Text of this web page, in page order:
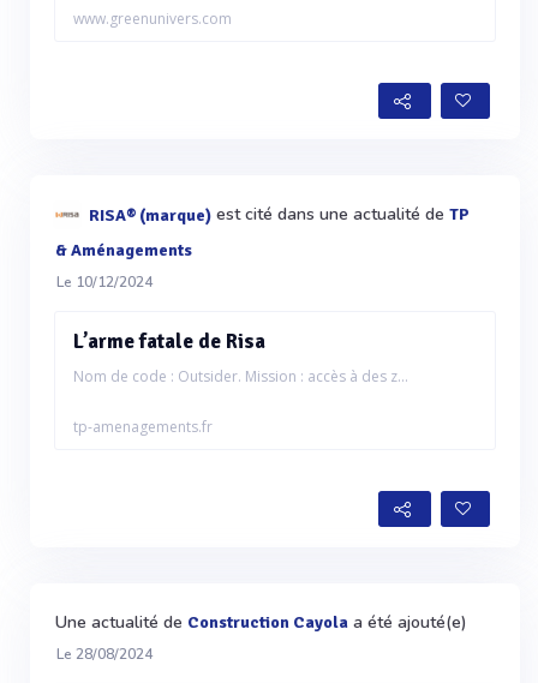
www.greenunivers.com
RISA® (marque) est cité dans une actualité de TP
& Aménagements
Le 10/12/2024
L’arme fatale de Risa
Nom de code : Outsider. Mission : accès à des z...
tp-amenagements.fr
Une actualité de Construction Cayola a été ajouté(e)
Le 28/08/2024